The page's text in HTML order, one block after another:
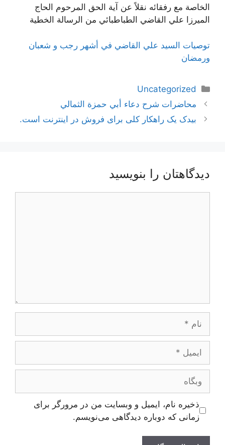
الخاصة مع رفقائه نقلاً عن آية الحق المرحوم الحاج
الميرزا علي القاضي الطباطبائي من الرسالة الخطية
توصيات السيد علي القاضي في أشهر رجب و شعبان
ورمضان
دسته‌ها
Uncategorized
ناوبری
نوشته‌ها
محاضرات شرح دعاء أبي حمزة الثمالي
بیدک یک راهکار کلی برای فروش در اینترنت است.
دیدگاهتان را بنویسید
وبگاه
ذخیره نام، ایمیل و وبسایت من در مرورگر برای
زمانی که دوباره دیدگاهی می‌نویسم.